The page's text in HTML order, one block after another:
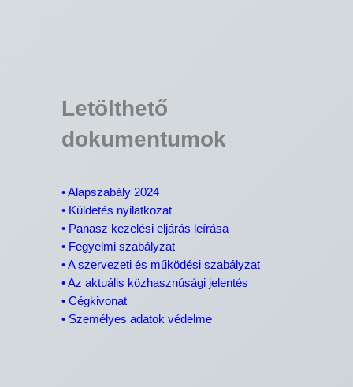
Letölthető
dokumentumok
• Alapszabály 2024
• Küldetés nyilatkozat
• Panasz kezelési eljárás leírása
• Fegyelmi szabályzat
•A szervezeti és működési szabályzat
•Az aktuális közhasznúsági jelentés
• Cégkivonat
• Személyes adatok védelme